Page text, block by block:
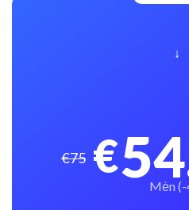
↓
€75 €
Mėn (-